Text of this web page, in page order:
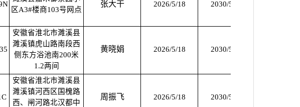
区A3#楼商103号网点
张大干 2026/5/18 2030/5/17
安徽省淮北市濉溪县
濉溪镇虎山路南段西
侧东方浴池南200米
1.2两间
黄晓娟 2026/5/18 2030/5/17
安徽省淮北市濉溪县
濉溪镇河西区国槐路
西、闸河路北汉都中
周振飞 2026/5/18 2030/5/17